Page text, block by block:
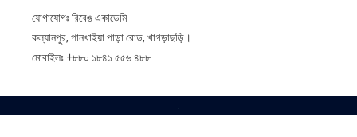
যোগাযোগঃ রিবেঙ একাডেমি
কল্যানপুর, পানখাইয়া পাড়া রোড, খাগড়াছড়ি।
মোবাইলঃ +৮৮০ ১৮৪১ ৫৫৬ ৪৮৮